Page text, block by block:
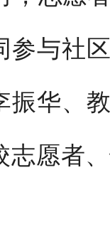
参与社
振华、
志愿者